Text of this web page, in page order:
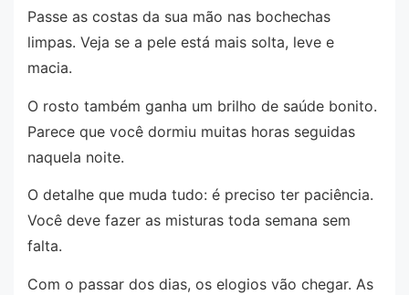
Passe as costas da sua mão nas bochechas
limpas. Veja se a pele está mais solta, leve e
macia.
O rosto também ganha um brilho de saúde bonito.
Parece que você dormiu muitas horas seguidas
naquela noite.
O detalhe que muda tudo: é preciso ter paciência.
Você deve fazer as misturas toda semana sem
falta.
Com o passar dos dias, os elogios vão chegar. As